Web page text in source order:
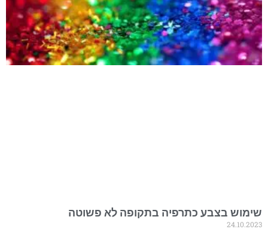
שימוש בצבע כתרפיה בתקופה לא פשוטה
24.10.2023